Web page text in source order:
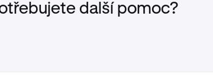
další pomoc?